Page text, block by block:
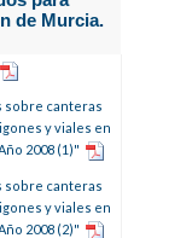
de Murcia.
sobre canteras
y viales en
2008 (1)"
sobre canteras
y viales en
2008 (2)"